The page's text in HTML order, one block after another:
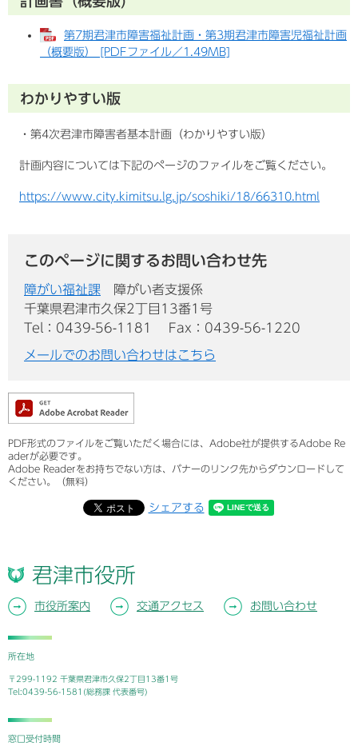
第7期君津市障害福祉計画・第3期君津市障害児福祉計画
（概要版） [PDFファイル／1.49MB]
わかりやすい版
・第4次君津市障害者基本計画（わかりやすい版）
計画内容については下記のページのファイルをご覧ください。
https://www.city.kimitsu.lg.jp/soshiki/18/66310.html
このページに関するお問い合わせ先
障がい福祉課
障がい者支援係
千葉県君津市久保2丁目13番1号
Tel：0439-56-1181
Fax：0439-56-1220
メールでのお問い合わせはこちら
PDF形式のファイルをご覧いただく場合には、Adobe社が提供するAdobe Re
aderが必要です。
Adobe Readerをお持ちでない方は、バナーのリンク先からダウンロードして
ください。（無料）
シェアする
君津市役所
市役所案内 交通アクセス お問い合わせ
所在地
〒299-1192 千葉県君津市久保2丁目13番1号
Tel:0439-56-1581(総務課 代表番号)
窓口受付時間